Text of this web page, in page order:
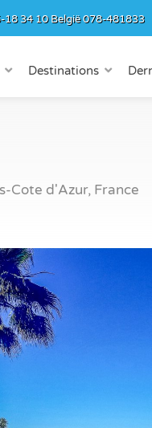
18 34 10België078-481833
Destinations
Cote d'Azur, France